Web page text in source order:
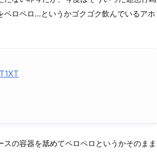
ペロペロ…というかゴクゴク飲んでいるアホ
の容器を舐めてペロペロというかそのまま